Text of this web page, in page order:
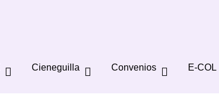
Cieneguilla Convenios E-COL